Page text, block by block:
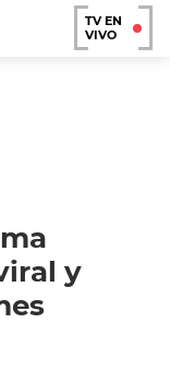
TV EN
VIVO
y